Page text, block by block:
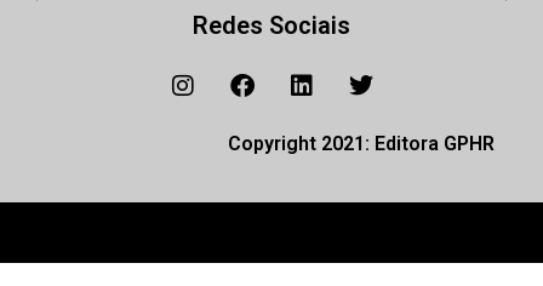
Redes Sociais
Copyright 2021: Editora GPHR